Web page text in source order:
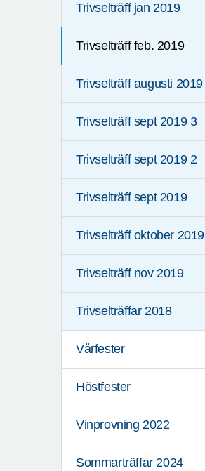
Trivselträff jan 2019
Trivselträff feb. 2019
Trivselträff augusti 2019
Trivselträff sept 2019 3
Trivselträff sept 2019 2
Trivselträff sept 2019
Trivselträff oktober 2019
Trivselträff nov 2019
Trivselträffar 2018
Vårfester
Höstfester
Vinprovning 2022
Sommarträffar 2024